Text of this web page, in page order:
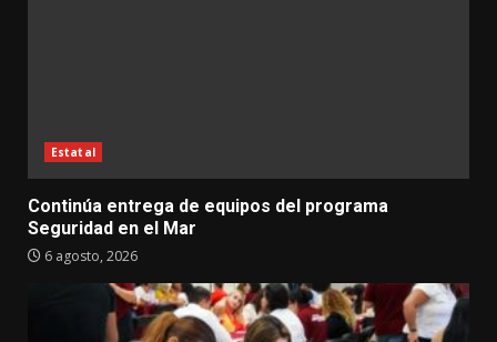
Estatal
Continúa entrega de equipos del programa
Seguridad en el Mar
6 agosto, 2026